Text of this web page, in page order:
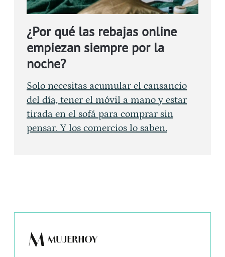
¿Por qué las rebajas online
empiezan siempre por la
noche?
Solo necesitas acumular el cansancio
del día, tener el móvil a mano y estar
tirada en el sofá para comprar sin
pensar. Y los comercios lo saben.